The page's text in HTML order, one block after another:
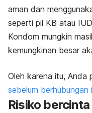
aman dan
seperti pil KB atau
Kondom mungkin
kemungkinan besar
Oleh karena itu, Anda
sebelum berhubungan
Risiko